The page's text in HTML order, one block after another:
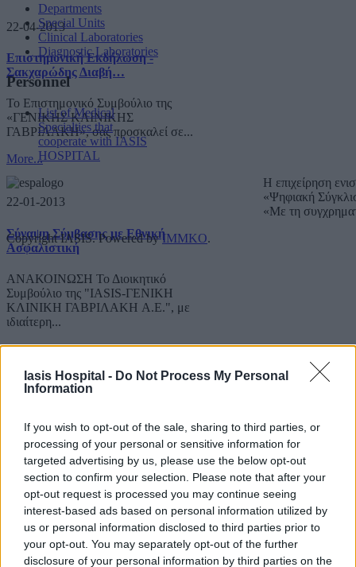
Iasis Hospital - Do Not Process My Personal
Information
If you wish to opt-out of the sale, sharing to third parties, or
processing of your personal or sensitive information for
targeted advertising by us, please use the below opt-out
section to confirm your selection. Please note that after your
opt-out request is processed you may continue seeing
interest-based ads based on personal information utilized by
us or personal information disclosed to third parties prior to
your opt-out. You may separately opt-out of the further
disclosure of your personal information by third parties on the
22-04-2013
Επιστημονική Εκδήλωση -
Σακχαρώδης Διαβή…
Το Επιστημονικό Συμβούλιο της
«ΓΕΝΙΚΗΣ ΚΛΙΝΙΚΗΣ
ΓΑΒΡΙΛΑΚΗ», σας προσκαλεί σε...
More...
22-01-2013
Σύναψη Σύμβασης με Εθνική
Ασφαλιστική
ΑΝΑΚΟΙΝΩΣΗ Το Διοικητικό
Συμβούλιο της "IASIS-ΓΕΝΙΚΗ
ΚΛΙΝΙΚΗ ΓΑΒΡΙΛΑΚΗ A.E.", με
ιδιαίτερη...
More...
Departments
Special Units
Clinical Laboratories
Diagnostic Laboratories
Personnel
List of Medical
Specialties that
cooperate with IASIS
HOSPITAL
Η επιχείρηση
«Ψηφιακή
«Με τη
Copyright IASIS. Powered byIMMKO.